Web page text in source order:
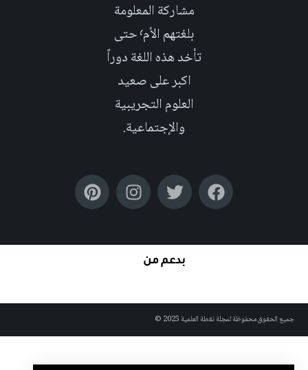
مشاركة المعلومة
بلغتهم الأم٬ حتى
تأخد هذه اللغة دوراً
اكبر على صعيد
العلوم التجريبية
والإجتماعية.
بدعم من
جميع الحقوق محفوظة لمجلة نقطة العلمية 2025 ©